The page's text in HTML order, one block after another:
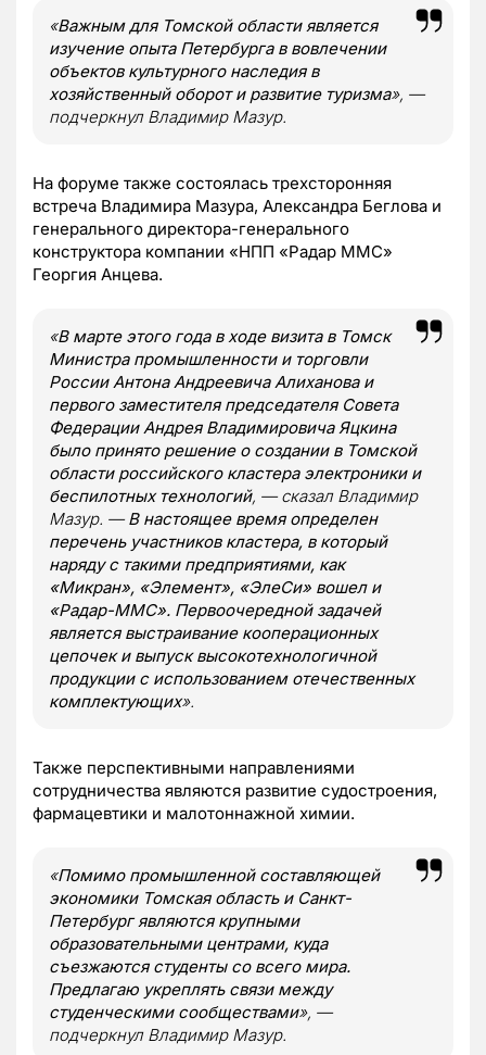
«Важным для Томской области является
изучение опыта Петербурга в вовлечении
объектов культурного наследия в
хозяйственный оборот и развитие туризма», —
подчеркнул Владимир Мазур.
На форуме также состоялась трехсторонняя
встреча Владимира Мазура, Александра Беглова и
генерального директора-генерального
конструктора компании «НПП «Радар ММС»
Георгия Анцева.
«В марте этого года в ходе визита в Томск
Министра промышленности и торговли
России Антона Андреевича Алиханова и
первого заместителя председателя Совета
Федерации Андрея Владимировича Яцкина
было принято решение о создании в Томской
области российского кластера электроники и
беспилотных технологий, — сказал Владимир
Мазур. —В настоящее время определен
перечень участников кластера, в который
наряду с такими предприятиями, как
«Микран», «Элемент», «ЭлеСи» вошел и
«Радар-ММС». Первоочередной задачей
является выстраивание кооперационных
цепочек и выпуск высокотехнологичной
продукции с использованием отечественных
комплектующих».
Также перспективными направлениями
сотрудничества являются развитие судостроения,
фармацевтики и малотоннажной химии.
«Помимо промышленной составляющей
экономики Томская область и Санкт-
Петербург являются крупными
образовательными центрами, куда
съезжаются студенты со всего мира.
Предлагаю укреплять связи между
студенческими сообществами», —
подчеркнул Владимир Мазур.